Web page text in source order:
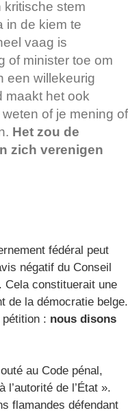
kritische stem
in de kiem te
vaag is
of minister toe om
een willekeurig
maakt het ook
of je mening of
Het zou de
zich verenigen
fédéral peut
négatif du Conseil
Cela constituerait une
de la démocratie belge.
: nous disons
au Code pénal,
l’autorité de l’État ».
flamandes défendant